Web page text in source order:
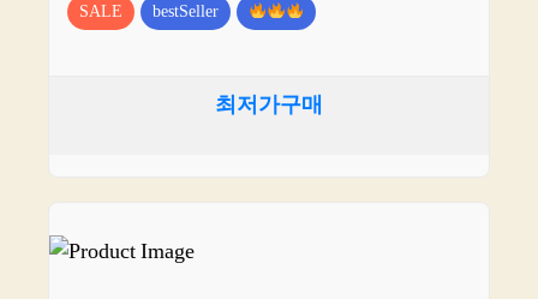
SALE bestSeller
최저가구매